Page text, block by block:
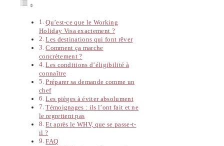
Qu’est-ce que le Working
Holiday Visa exactement ?
Les destinations qui font rêver
Comment ça marche
concrètement ?
Les conditions d’éligibilité à
connaître
Préparer sa demande comme un
chef
Les pièges à éviter absolument
Témoignages : ils l’ont fait et ne
le regrettent pas
Et après le WHV, que se passe-t-
il ?
FAQ